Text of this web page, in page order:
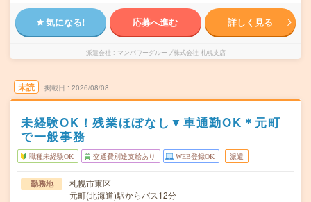
気になる! 応募へ進む 詳しく見る
派遣会社 マンパワーグループ株式会社 札幌支店
未読 掲載日 2026/08/08
未経験OK！残業ほぼなし▼車通勤OK＊元町
で一般事務
職種未経験OK 交通費別途支給あり WEB登録OK 派遣
勤務地
札幌市東区
元町(北海道)駅からバス12分